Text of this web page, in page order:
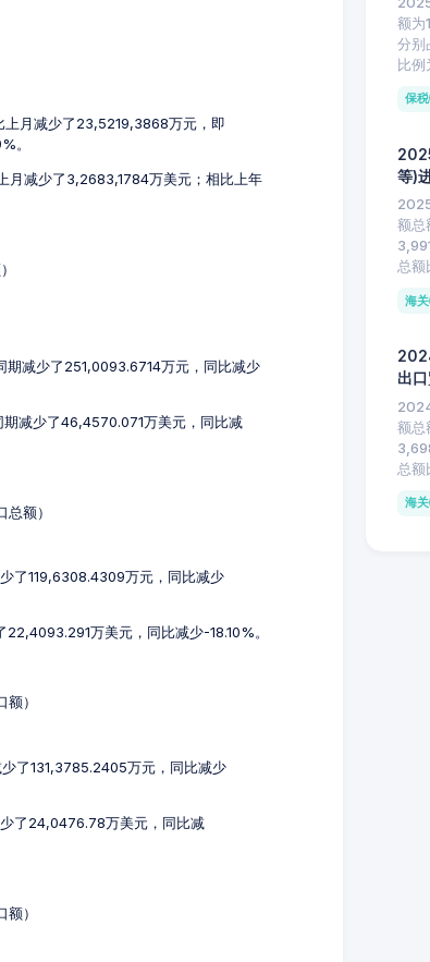
月减少了23,5219,3868万元，即
。
月减少了3,2683,1784万美元；相比上年
期减少了251,0093.6714万元，同比减少
减少了46,4570.071万美元，同比减
额）
了119,6308.4309万元，同比减少
万美元，同比减少-18.10%。
）
了131,3785.2405万元，同比减少
了24,0476.78万美元，同比减
）
额为
分别
比
保
等)
额总
总额
海
出
额总
总额
海